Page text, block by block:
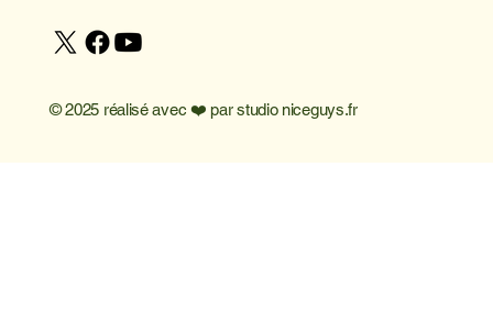
© 2025 réalisé avec ❤️ parstudio niceguys.fr